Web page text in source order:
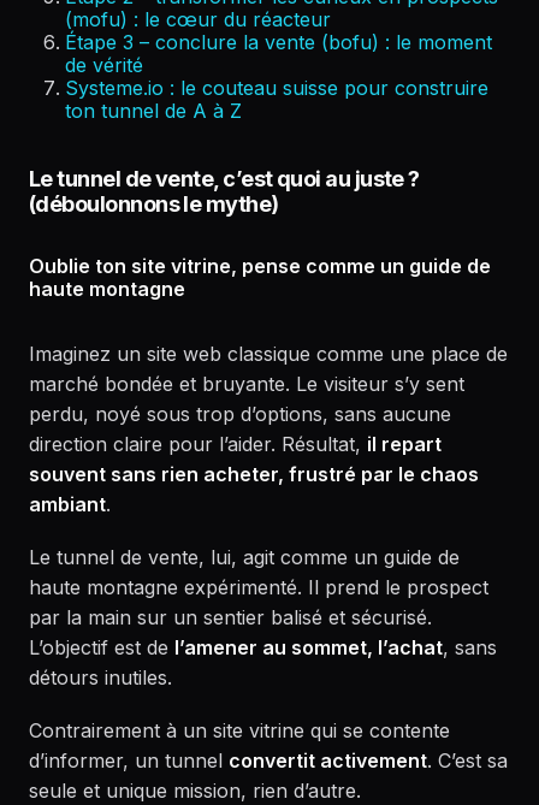
(mofu) : le cœur du réacteur
Étape 3 – conclure la vente (bofu) : le moment
de vérité
Systeme.io : le couteau suisse pour construire
ton tunnel de A à Z
Le tunnel de vente, c’est quoi au juste ?
(déboulonnons le mythe)
Oublie ton site vitrine, pense comme un guide de
haute montagne
Imaginez un site web classique comme une place de
marché bondée et bruyante. Le visiteur s’y sent
perdu, noyé sous trop d’options, sans aucune
direction claire pour l’aider. Résultat, il repart
souvent sans rien acheter, frustré par le chaos
ambiant.
Le tunnel de vente, lui, agit comme un guide de
haute montagne expérimenté. Il prend le prospect
par la main sur un sentier balisé et sécurisé.
L’objectif est de l’amener au sommet, l’achat, sans
détours inutiles.
Contrairement à un site vitrine qui se contente
d’informer, un tunnel convertit activement. C’est sa
seule et unique mission, rien d’autre.